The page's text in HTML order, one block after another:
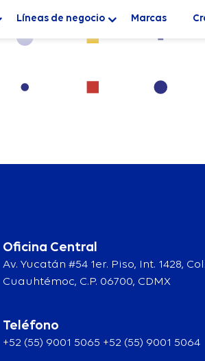
Líneas de negocio Marcas
Oficina Central
Av. Yucatán #54 1er. Piso, Int. 1428,
Cuauhtémoc, C.P. 06700, CDMX
Teléfono
+52 (55) 9001 5065 +52 (55) 9001 5064